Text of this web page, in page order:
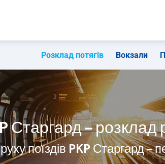
Розклад потягів Вокзали
Старгард – розклад
поїздів PKP Старгард –